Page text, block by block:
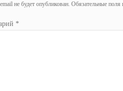
не будет опубликован. Обязательные поля
*